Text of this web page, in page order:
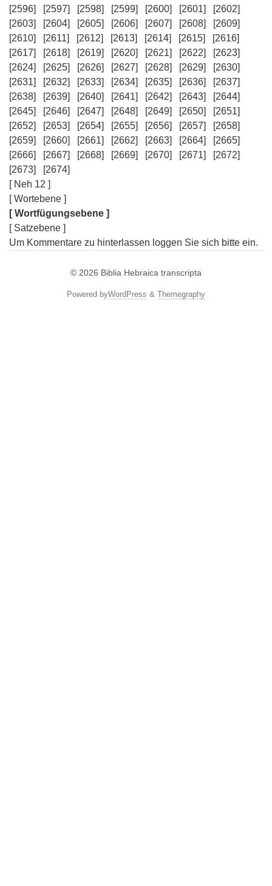
[2596]
[2597] [2598] [2599] [2600] [2601]
[2602]
[2603]
[2604] [2605] [2606] [2607] [2608]
[2609]
[2610]
[2611] [2612] [2613] [2614] [2615]
[2616]
[2617]
[2618] [2619] [2620] [2621] [2622]
[2623]
[2624]
[2625] [2626] [2627] [2628] [2629]
[2630]
[2631]
[2632] [2633] [2634] [2635] [2636]
[2637]
[2638]
[2639] [2640] [2641] [2642] [2643]
[2644]
[2645]
[2646] [2647] [2648] [2649] [2650]
[2651]
[2652]
[2653] [2654] [2655] [2656] [2657]
[2658]
[2659]
[2660] [2661] [2662] [2663] [2664]
[2665]
[2666]
[2667] [2668] [2669] [2670] [2671]
[2672]
[2673]
[2674]
[ Neh 12 ]
[ Wortebene ]
[ Wortfügungsebene ]
[ Satzebene ]
Um Kommentare zu hinterlassen loggen Sie sich bitte ein.
© 2026 Biblia Hebraica transcripta
Powered byWordPress & Themegraphy